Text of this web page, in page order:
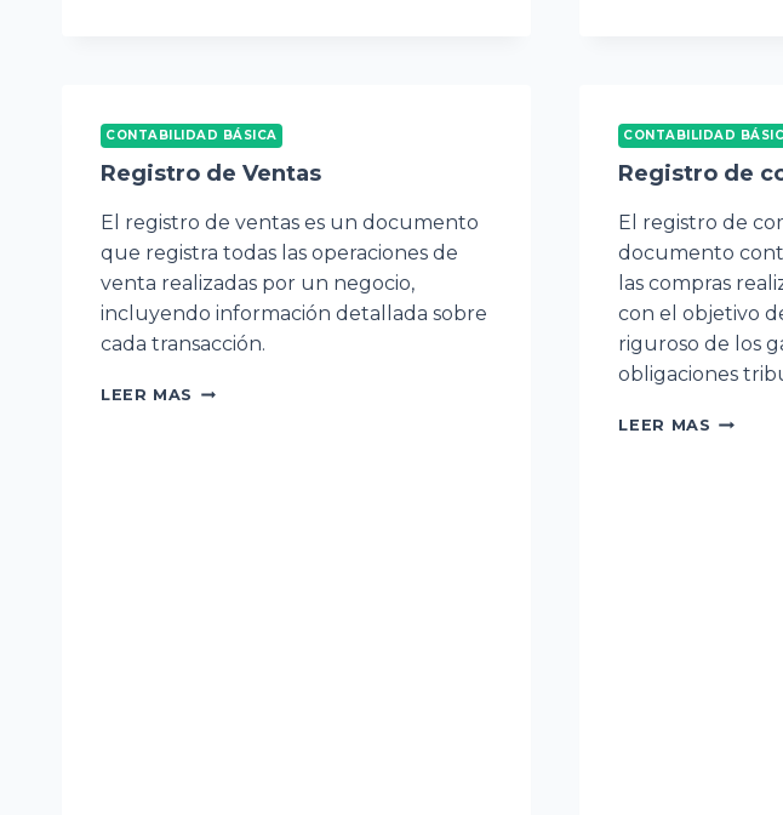
CONTABILIDAD BÁSICA
Registro de Ventas
El registro de ventas es un documento
que registra todas las operaciones de
venta realizadas por un negocio,
incluyendo información detallada sobre
cada transacción.
LEER MAS REGISTRO
CONTABILIDAD
Registro de
El registro de
documento
las compras
con el objetivo
riguroso de los
obligaciones
LEER MAS